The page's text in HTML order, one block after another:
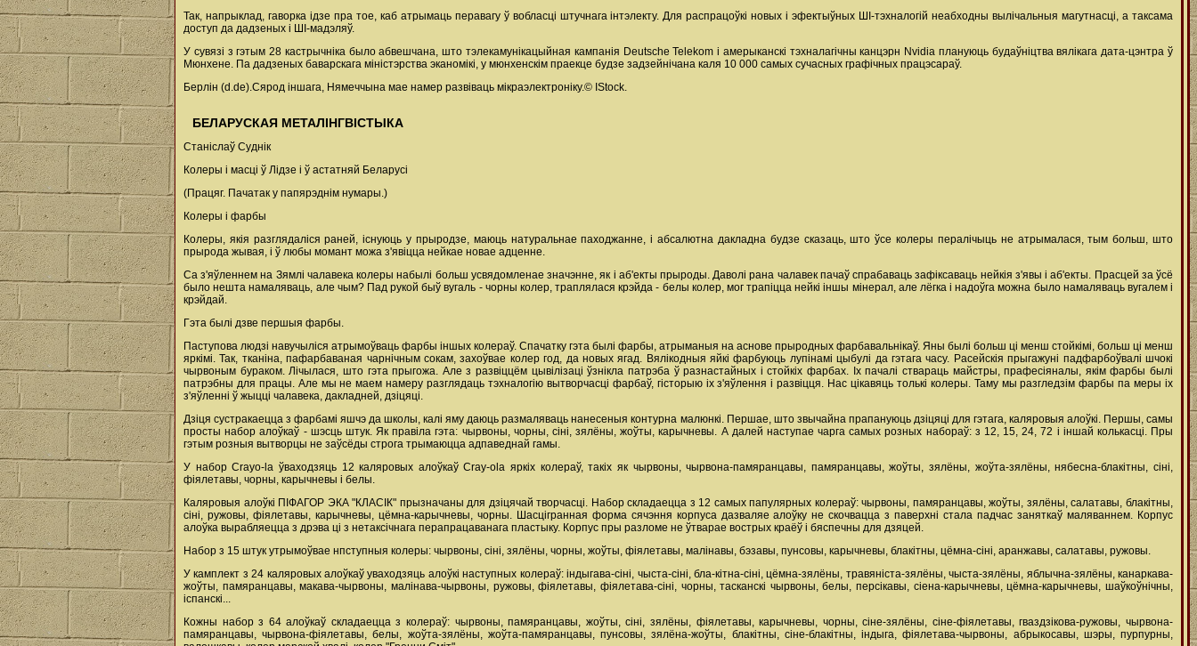
Так, напрыклад, гаворка ідзе пра тое, каб атрымаць перавагу ў вобласці штучнага інтэлекту. Для распрацоўкі новых і эфектыўных ШІ-тэхналогій неабходны вылічальныя магутнасці, а таксама
доступ да дадзеных і ШІ-мадэляў.
У сувязі з гэтым 28 кастрычніка было абвешчана, што тэлекамунікацыйная кампанія Deutsche Telekom і амерыканскі тэхналагічны канцэрн Nvidia плануюць будаўніцтва вялікага дата-цэнтра ў
Мюнхене. Па дадзеных баварскага міністэрства эканомікі, у мюнхенскім праекце будзе задзейнічана каля 10 000 самых сучасных графічных працэсараў.
Берлін (d.de).Сярод іншага, Нямеччына мае намер развіваць мікраэлектроніку.© IStock.
БЕЛАРУСКАЯ МЕТАЛІНГВІСТЫКА
Станіслаў Суднік
Колеры і масці ў Лідзе і ў астатняй Беларусі
(Працяг. Пачатак у папярэднім нумары.)
Колеры і фарбы
Колеры, якія разглядаліся раней, існуюць у прыродзе, маюць натуральнае паходжанне, і абсалютна дакладна будзе сказаць, што ўсе колеры пералічыць не атрымалася, тым больш, што
прырода жывая, і ў любы момант можа з'явіцца нейкае новае адценне.
Са з'яўленнем на Зямлі чалавека колеры набылі больш усвядомленае значэнне, як і аб'екты прыроды. Даволі рана чалавек пачаў спрабаваць зафіксаваць нейкія з'явы і аб'екты. Прасцей за ўсё
было нешта намаляваць, але чым? Пад рукой быў вугаль - чорны колер, траплялася крэйда - белы колер, мог трапіцца нейкі іншы мінерал, але лёгка і надоўга можна было намаляваць вугалем і
крэйдай.
Гэта былі дзве першыя фарбы.
Паступова людзі навучыліся атрымоўваць фарбы іншых колераў. Спачатку гэта былі фарбы, атрыманыя на аснове прыродных фарбавальнікаў. Яны былі больш ці менш стойкімі, больш ці менш
яркімі. Так, тканіна, пафарбаваная чарнічным сокам, захоўвае колер год, да новых ягад. Вялікодныя яйкі фарбуюць лупінамі цыбулі да гэтага часу. Расейскія прыгажуні падфарбоўвалі шчокі
чырвоным бураком. Лічылася, што гэта прыгожа. Але з развіццём цывілізаці ўзнікла патрэба ў разнастайных і стойкіх фарбах. Іх пачалі ствараць майстры, прафесіяналы, якім фарбы былі
патрэбны для працы. Але мы не маем намеру разглядаць тэхналогію вытворчасці фарбаў, гісторыю іх з'яўлення і развіцця. Нас цікавяць толькі колеры. Таму мы разгледзім фарбы па меры іх
з'яўленні ў жыцці чалавека, дакладней, дзіцяці.
Дзіця сустракаецца з фарбамі яшчэ да школы, калі яму даюць размаляваць нанесеныя контурна малюнкі. Першае, што звычайна прапануюць дзіцяці для гэтага, каляровыя алоўкі. Першы, самы
просты набор алоўкаў - шэсць штук. Як правіла гэта: чырвоны, чорны, сіні, зялёны, жоўты, карычневы. А далей наступае чарга самых розных набораў: з 12, 15, 24, 72 і іншай колькасці. Пры
гэтым розныя вытворцы не заўсёды строга трымаюцца адпаведнай гамы.
У набор Crayo-la ўваходзяць 12 каляровых алоўкаў Cray-ola яркіх колераў, такіх як чырвоны, чырвона-памяранцавы, памяранцавы, жоўты, зялёны, жоўта-зялёны, нябесна-блакітны, сіні,
фіялетавы, чорны, карычневы і белы.
Каляровыя алоўкі ПІФАГОР ЭКА "КЛАСІК" прызначаны для дзіцячай творчасці. Набор складаецца з 12 самых папулярных колераў: чырвоны, памяранцавы, жоўты, зялёны, салатавы, блакітны,
сіні, ружовы, фіялетавы, карычневы, цёмна-карычневы, чорны. Шасцігранная форма сячэння корпуса дазваляе алоўку не скочвацца з паверхні стала падчас заняткаў маляваннем. Корпус
алоўка вырабляецца з дрэва ці з нетаксічнага перапрацаванага пластыку. Корпус пры разломе не ўтварае вострых краёў і бяспечны для дзяцей.
Набор з 15 штук утрымоўвае нпступныя колеры: чырвоны, сіні, зялёны, чорны, жоўты, фіялетавы, малінавы, бэзавы, пунсовы, карычневы, блакітны, цёмна-сіні, аранжавы, салатавы, ружовы.
У камплект з 24 каляровых алоўкаў уваходзяць алоўкі наступных колераў: індыгава-сіні, чыста-сіні, бла-кітна-сіні, цёмна-зялёны, травяніста-зялёны, чыста-зялёны, яблычна-зялёны, канаркава-
жоўты, памяранцавы, макава-чырвоны, малінава-чырвоны, ружовы, фіялетавы, фіялетава-сіні, чорны, тасканскі чырвоны, белы, персікавы, сіена-карычневы, цёмна-карычневы, шаўкоўнічны,
іспанскі...
Кожны набор з 64 алоўкаў складаецца з колераў: чырвоны, памяранцавы, жоўты, сіні, зялёны, фіялетавы, карычневы, чорны, сіне-зялёны, сіне-фіялетавы, гваздзікова-ружовы, чырвона-
памяранцавы, чырвона-фіялетавы, белы, жоўта-зялёны, жоўта-памяранцавы, пунсовы, зялёна-жоўты, блакітны, сіне-блакітны, індыга, фіялетава-чырвоны, абрыкосавы, шэры, пурпурны,